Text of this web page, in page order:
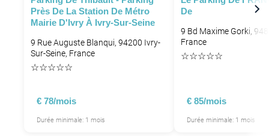
Près De La Station De Métro
Mairie D'Ivry À Ivry-Sur-Seine
9 Rue Auguste Blanqui, 94200 Ivry-
Sur-Seine, France
☆☆☆☆☆
€ 78/mois
Durée minimale: 1 mois
De
9 Bd Maxime Gorki,
France
☆☆☆☆☆
€ 85/mois
Durée minimale: 1 mois